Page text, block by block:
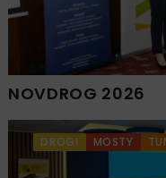
NOVDROG 2026
DROGI MOSTY